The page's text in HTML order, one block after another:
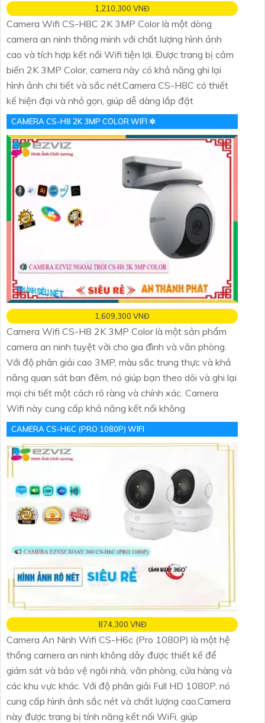
1,210,300 VNĐ
Camera Wifi CS-H8C 2K 3MP Color là một dòng
camera an ninh thông minh với chất lượng hình ảnh
cao và tích hợp kết nối Wifi tiện lợi. Được trang bị cảm
biến 2K 3MP Color, camera này có khả năng ghi lại
hình ảnh chi tiết và sắc nét.Camera CS-H8C có thiết
kế hiện đại và nhỏ gọn, giúp dễ dàng lắp đặt
CAMERA CS-H8 2K 3MP COLOR WIFI ✲
1,609,300 VNĐ
Camera Wifi CS-H8 2K 3MP Color là một sản phẩm
camera an ninh tuyệt vời cho gia đình và văn phòng.
Với độ phân giải cao 3MP, màu sắc trung thực và khả
năng quan sát ban đêm, nó giúp bạn theo dõi và ghi lại
mọi chi tiết một cách rõ ràng và chính xác. Camera
Wifi này cung cấp khả năng kết nối không
CAMERA CS-H6C (PRO 1080P) WIFI
874,300 VNĐ
Camera An Ninh Wifi CS-H6c (Pro 1080P) là một hệ
thống camera an ninh không dây được thiết kế để
giám sát và bảo vệ ngôi nhà, văn phòng, cửa hàng và
các khu vực khác. Với độ phân giải Full HD 1080P, nó
cung cấp hình ảnh sắc nét và chất lượng cao.Camera
này được trang bị tính năng kết nối WiFi, giúp